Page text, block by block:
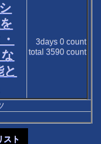
3days 0count
total 3590count
スト